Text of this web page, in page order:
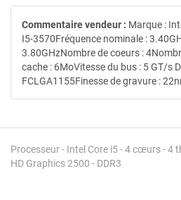
Processeur - Intel Core i5 - 4 cœurs - 4
HD Graphics 2500 - DDR3
Commentaire vendeur : Marque :
I5-3570Fréquence nominale :
3.80GHzNombre de coeurs :
cache : 6MoVitesse du bus : 5 GT/s
FCLGA1155Finesse de gravure :